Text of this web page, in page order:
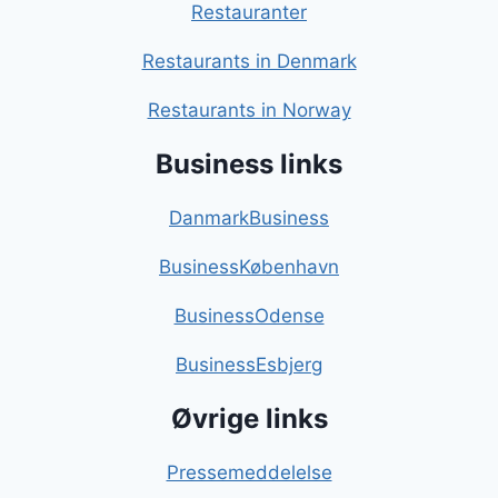
Restauranter
Restaurants in Denmark
Restaurants in Norway
Business links
DanmarkBusiness
BusinessKøbenhavn
BusinessOdense
BusinessEsbjerg
Øvrige links
Pressemeddelelse